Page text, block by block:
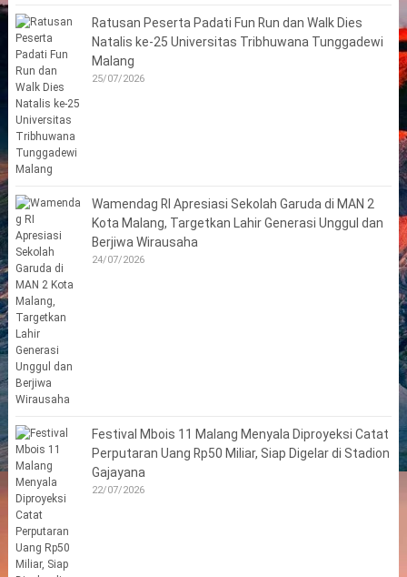
Ratusan Peserta Padati Fun Run dan Walk Dies
Natalis ke-25 Universitas Tribhuwana Tunggadewi
Malang
25/07/2026
Wamendag RI Apresiasi Sekolah Garuda di MAN 2
Kota Malang, Targetkan Lahir Generasi Unggul dan
Berjiwa Wirausaha
24/07/2026
Festival Mbois 11 Malang Menyala Diproyeksi Catat
Perputaran Uang Rp50 Miliar, Siap Digelar di Stadion
Gajayana
22/07/2026